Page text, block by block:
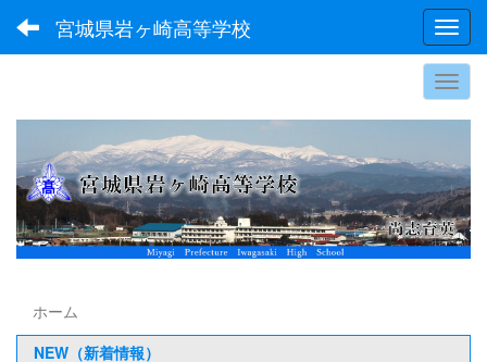
宮城県岩ヶ崎高等学校
ホーム
NEW（新着情報）